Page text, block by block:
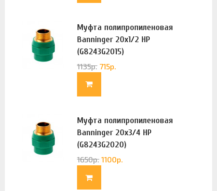
Муфта полипропиленовая
Banninger 20х1/2 НР
(G8243G2015)
1135р. 715р.
Муфта полипропиленовая
Banninger 20х3/4 НР
(G8243G2020)
1650р. 1100р.